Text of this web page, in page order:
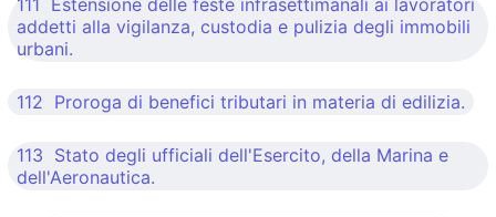
addetti alla vigilanza, custodia e pulizia degli immobili
urbani.
112 Proroga di benefici tributari in materia di edilizia.
113 Stato degli ufficiali dell'Esercito, della Marina e
dell'Aeronautica.